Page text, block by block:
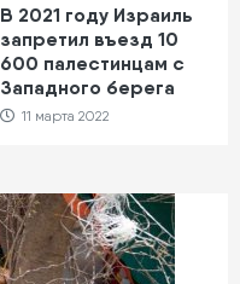
В 2021 году Израиль
запретил въезд 10
600 палестинцам с
Западного берега
11 марта 2022